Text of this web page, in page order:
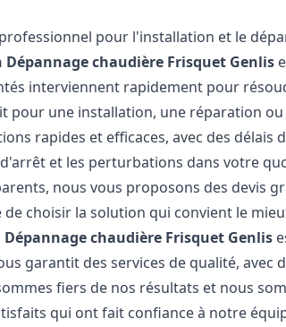
pour l'installation et le
chaudière Frisquet Genlis
interviennent rapidement pour
pour une installation, une réparation
rapides et efficaces, avec des délais
et les perturbations dans votre
nous vous proposons des devis
choisir la solution qui convient le
chaudière Frisquet Genlis
garantit des services de qualité, avec
fiers de nos résultats et nous
qui ont fait confiance à notre